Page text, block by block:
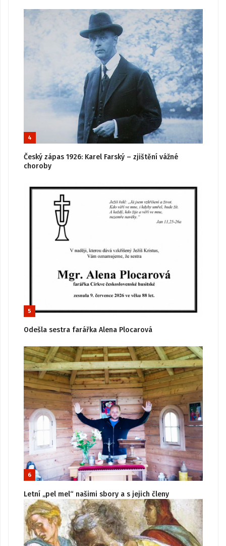
4
Český zápas 1926: Karel Farský – zjištění vážné
choroby
5
Odešla sestra farářka Alena Plocarová
6
Letní „pel mel“ našimi sbory a s jejich členy